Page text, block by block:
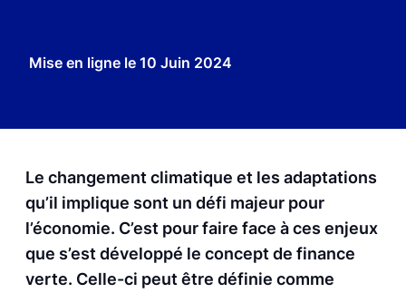
Mise en ligne le 10 Juin 2024
Le changement climatique et les adaptations
qu’il implique sont un défi majeur pour
l’économie. C’est pour faire face à ces enjeux
que s’est développé le concept de finance
verte. Celle-ci peut être définie comme